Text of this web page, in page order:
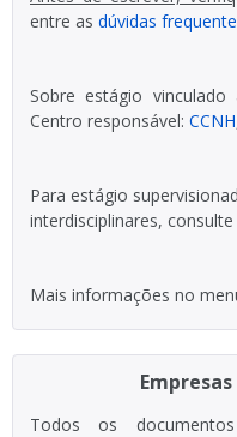
entre as dúvidas
Sobre estágio
Centro responsável: CCNH
Para estágio
interdisciplinares, consulte
Mais informações no
Todos os